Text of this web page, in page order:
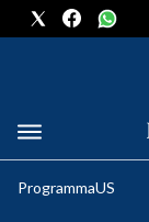
METEO
ProgrammaUS